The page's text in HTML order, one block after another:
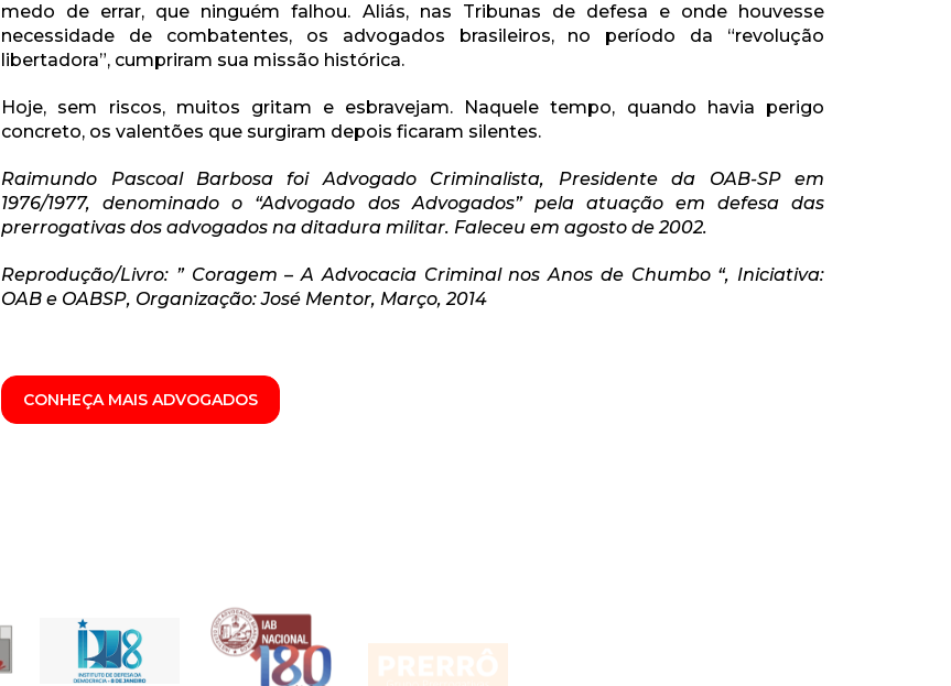
medo de errar, que ninguém falhou. Aliás, nas Tribunas de defesa e onde houvesse
necessidade de combatentes, os advogados brasileiros, no período da “revolução
libertadora”, cumpriram sua missão histórica.
Hoje, sem riscos, muitos gritam e esbravejam. Naquele tempo, quando havia perigo
concreto, os valentões que surgiram depois ficaram silentes.
Raimundo Pascoal Barbosa foi Advogado Criminalista, Presidente da OAB-SP em
1976/1977, denominado o “Advogado dos Advogados” pela atuação em defesa das
prerrogativas dos advogados na ditadura militar. Faleceu em agosto de 2002.
Reprodução/Livro: ” Coragem – A Advocacia Criminal nos Anos de Chumbo “, Iniciativa:
OAB e OABSP, Organização: José Mentor, Março, 2014
CONHEÇA MAIS ADVOGADOS